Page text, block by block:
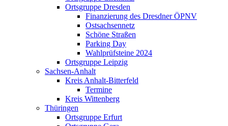
Ortsgruppe Dresden
Finanzierung des Dresdner ÖPNV
Ostsachsennetz
Schöne Straßen
Parking Day
Wahlprüfsteine 2024
Ortsgruppe Leipzig
Sachsen-Anhalt
Kreis Anhalt-Bitterfeld
Termine
Kreis Wittenberg
Thüringen
Ortsgruppe Erfurt